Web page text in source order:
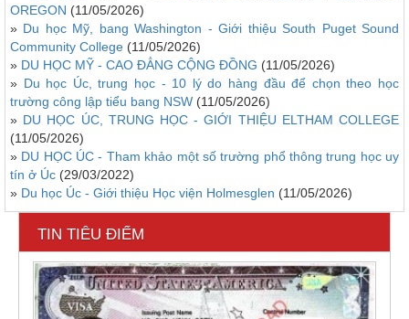
OREGON (11/05/2026)
» Du học Mỹ, bang Washington - Giới thiệu South Puget Sound
Community College (11/05/2026)
» DU HỌC MỸ - CAO ĐẲNG CỘNG ĐỒNG (11/05/2026)
» Du học Úc, trung học - 10 lý do hàng đầu để chọn theo học
trường công lập tiểu bang NSW (11/05/2026)
» DU HỌC ÚC, TRUNG HỌC - GIỚI THIỆU ELTHAM COLLEGE
(11/05/2026)
» DU HỌC ÚC - Tham khảo một số trường phổ thông trung học uy
tín ở Úc (29/03/2022)
» Du học Úc - Giới thiệu Học viện Holmesglen (11/05/2026)
TIN TIÊU ĐIỂM